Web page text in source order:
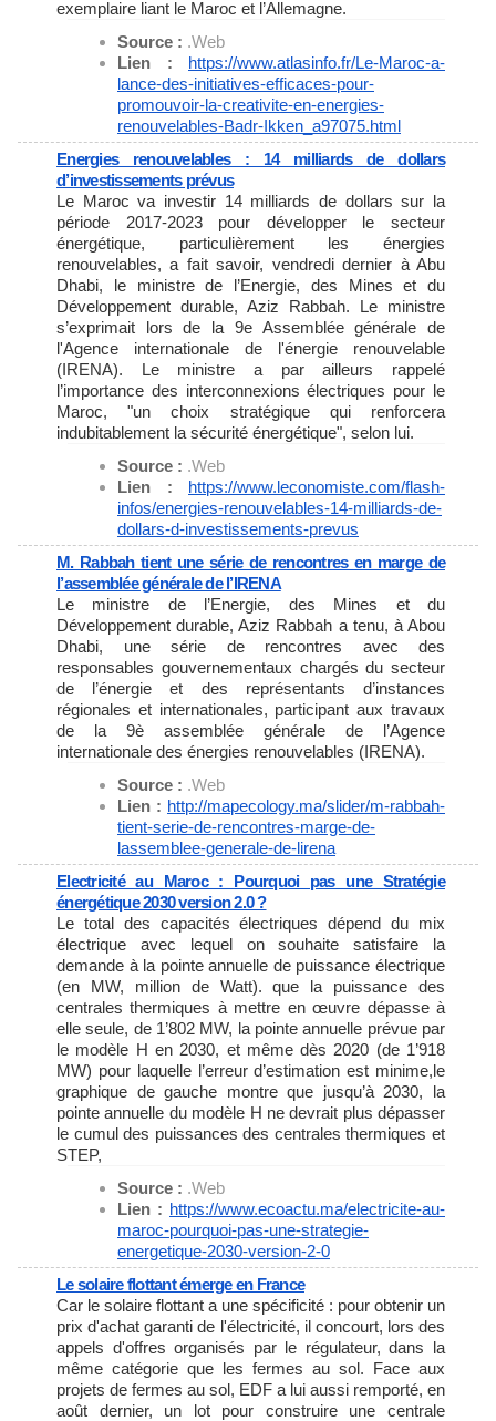
exemplaire liant le Maroc et l’Allemagne.
Source : .Web
Lien : https://www.atlasinfo.fr/Le-Maroc-a-
lance-des-initiatives-efficaces-pour-
promouvoir-la-creativite-en-energies-
renouvelables-Badr-Ikken_ a97075.html
Energies renouvelables : 14 milliards de dollars
d’investissements prévus
Le Maroc va investir 14 milliards de dollars sur la
période 2017-2023 pour développer le secteur
énergétique, particulièrement les énergies
renouvelables, a fait savoir, vendredi dernier à Abu
Dhabi, le ministre de l’Energie, des Mines et du
Développement durable, Aziz Rabbah. Le ministre
s’exprimait lors de la 9e Assemblée générale de
l'Agence internationale de l'énergie renouvelable
(IRENA). Le ministre a par ailleurs rappelé
l’importance des interconnexions électriques pour le
Maroc, "un choix stratégique qui renforcera
indubitablement la sécurité énergétique", selon lui.
Source : .Web
Lien : https://www.leconomiste.com/flash-
infos/energies-renouvelables-14-milliards-de-
dollars-d-investissements-prevus
M. Rabbah tient une série de rencontres en marge de
l’assemblée générale de l’IRENA
Le ministre de l’Energie, des Mines et du
Développement durable, Aziz Rabbah a tenu, à Abou
Dhabi, une série de rencontres avec des
responsables gouvernementaux chargés du secteur
de l’énergie et des représentants d’instances
régionales et internationales, participant aux travaux
de la 9è assemblée générale de l’Agence
internationale des énergies renouvelables (IRENA).
Source : .Web
Lien : http://mapecology.ma/slider/m-rabbah-
tient-serie-de-rencontres-marge-de-
lassemblee-generale-de-lirena
Electricité au Maroc : Pourquoi pas une Stratégie
énergétique 2030 version 2.0 ?
Le total des capacités électriques dépend du mix
électrique avec lequel on souhaite satisfaire la
demande à la pointe annuelle de puissance électrique
(en MW, million de Watt). que la puissance des
centrales thermiques à mettre en œuvre dépasse à
elle seule, de 1’802 MW, la pointe annuelle prévue par
le modèle H en 2030, et même dès 2020 (de 1’918
MW) pour laquelle l’erreur d’estimation est minime,le
graphique de gauche montre que jusqu’à 2030, la
pointe annuelle du modèle H ne devrait plus dépasser
le cumul des puissances des centrales thermiques et
STEP,
Source : .Web
Lien : https://www.ecoactu.ma/electricite-au-
maroc-pourquoi-pas-une-strategie-
energetique-2030-version-2-0
Le solaire flottant émerge en France
Car le solaire flottant a une spécificité : pour obtenir un
prix d'achat garanti de l'électricité, il concourt, lors des
appels d'offres organisés par le régulateur, dans la
même catégorie que les fermes au sol. Face aux
projets de fermes au sol, EDF a lui aussi remporté, en
août dernier, un lot pour construire une centrale